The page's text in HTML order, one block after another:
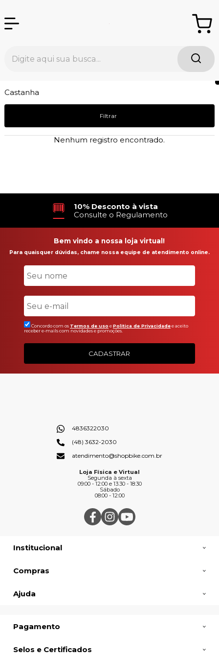
Castanha
Filtrar
Nenhum registro encontrado.
10% Desconto à vista
Consulte o Regulamento
Bem vindo a nossa loja virtual!
Para quaisquer dúvidas, chame nossa equipe de atendimento online.
Concordo com os Termos de uso ePolitica de Privacidadee aceito
receber e-mails com novidades e promoções.
CADASTRAR
Institucional
Compras
Ajuda
4836322030
(48) 3632-2030
atendimento@shopbike.com.br
Loja Física e Virtual
Segunda à sexta
09:00 - 12:00 e 13:30 - 18:30
Sábado
08:00 - 12:00
Pagamento
Selos e Certificados